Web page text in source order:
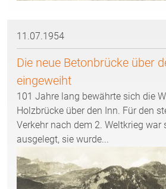
11.07.1954
Die neue Betonbrücke über
eingeweiht
101 Jahre lang bewährte sich die
Holzbrücke über den Inn. Für den
Verkehr nach dem 2. Weltkrieg war
ausgelegt, sie wurde...